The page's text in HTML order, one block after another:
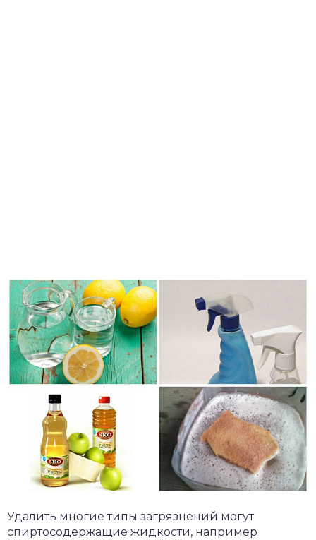
Удалить многие типы загрязнений могут
спиртосодержащие жидкости, например